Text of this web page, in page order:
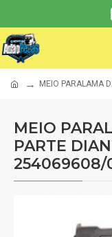
MEIO PARALAMA
MEIO
PARTE
254069608/